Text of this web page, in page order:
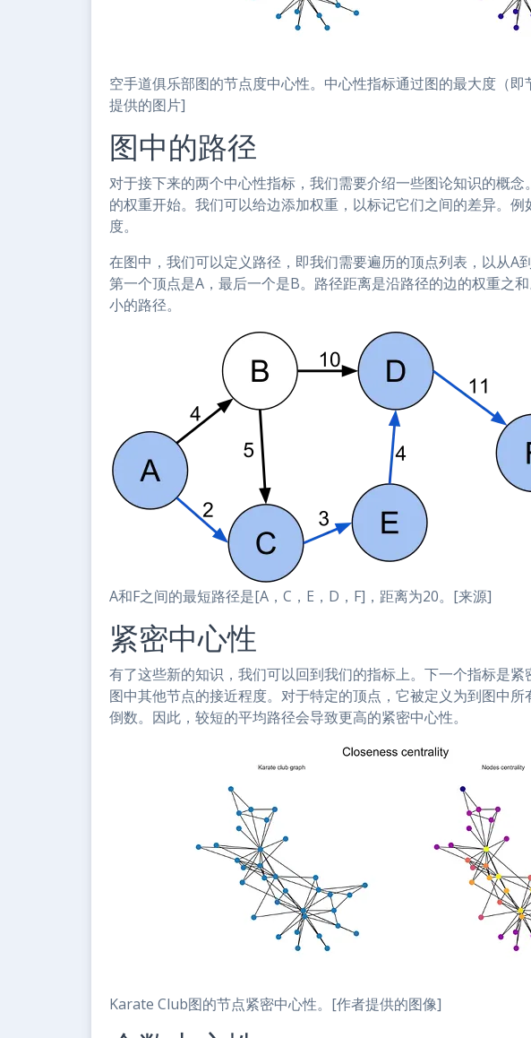
空手道俱乐部图的节点度中心性。中心性指标通过图的最大度（
提供的图片]
图中的路径
对于接下来的两个中心性指标，我们需要介绍一些图论知识的概
的权重开始。我们可以给边添加权重，以标记它们之间的差异。
度。
在图中，我们可以定义路径，即我们需要遍历的顶点列表，以从A
第一个顶点是A，最后一个是B。路径距离是沿路径的边的权重之
小的路径。
A和F之间的最短路径是[A，C，E，D，F]，距离为20。[来源]
紧密中心性
有了这些新的知识，我们可以回到我们的指标上。下一个指标是
图中其他节点的接近程度。对于特定的顶点，它被定义为到图中
倒数。因此，较短的平均路径会导致更高的紧密中心性。
Karate Club图的节点紧密中心性。[作者提供的图像]